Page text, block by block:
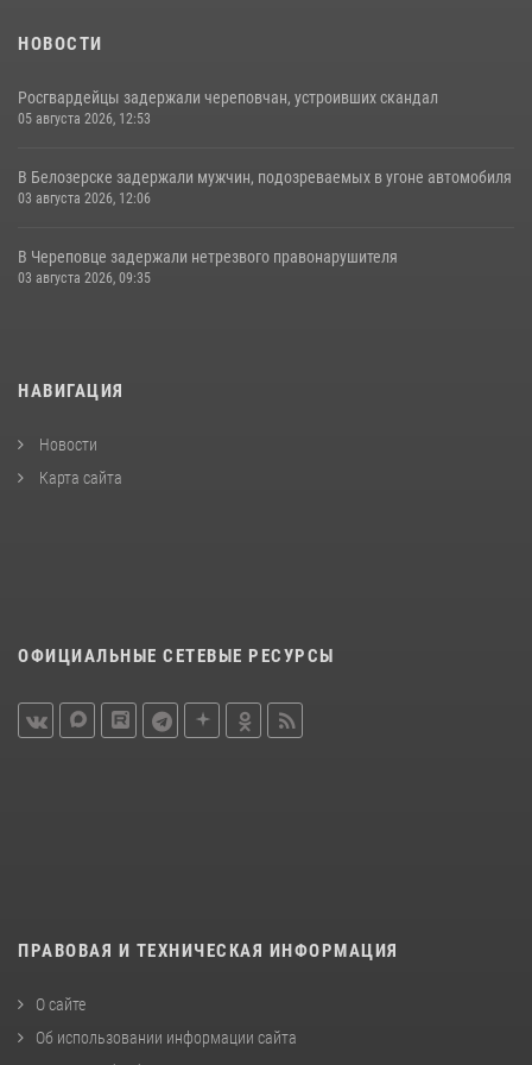
НОВОСТИ
Росгвардейцы задержали череповчан, устроивших скандал
05 августа 2026, 12:53
В Белозерске задержали мужчин, подозреваемых в угоне автомобиля
03 августа 2026, 12:06
В Череповце задержали нетрезвого правонарушителя
03 августа 2026, 09:35
НАВИГАЦИЯ
Новости
Карта сайта
ОФИЦИАЛЬНЫЕ СЕТЕВЫЕ РЕСУРСЫ
ПРАВОВАЯ И ТЕХНИЧЕСКАЯ ИНФОРМАЦИЯ
О сайте
Об использовании информации сайта